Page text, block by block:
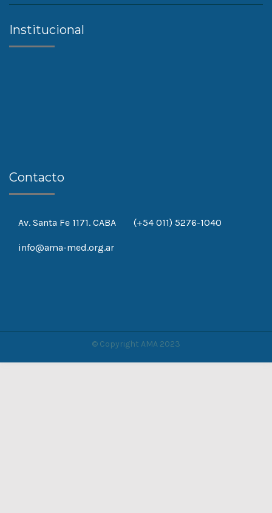
Institucional
Contacto
Av. Santa Fe 1171. CABA (+54 011) 5276-1040
info@ama-med.org.ar
© Copyright AMA 2023